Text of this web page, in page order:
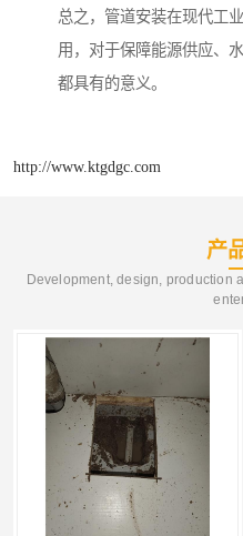
总之，管道安装在现代工
用，对于保障能源供应、
都具有的意义。
http://www.ktgdgc.com
产
Development, design, production